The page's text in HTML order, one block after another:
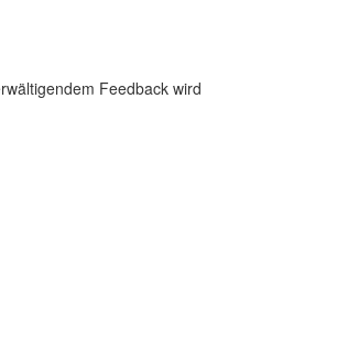
Feedback wird